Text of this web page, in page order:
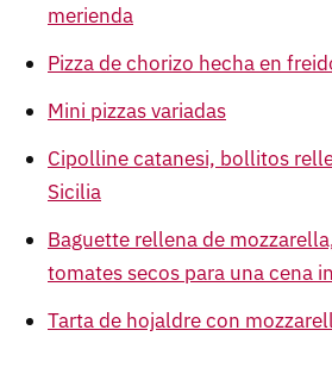
merienda
Pizza de chorizo hecha en
Mini pizzas variadas
Cipolline catanesi, bollitos
Sicilia
Baguette rellena de
tomates secos para una cena
Tarta de hojaldre con